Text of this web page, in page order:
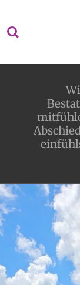
Hauptinhalt
springen